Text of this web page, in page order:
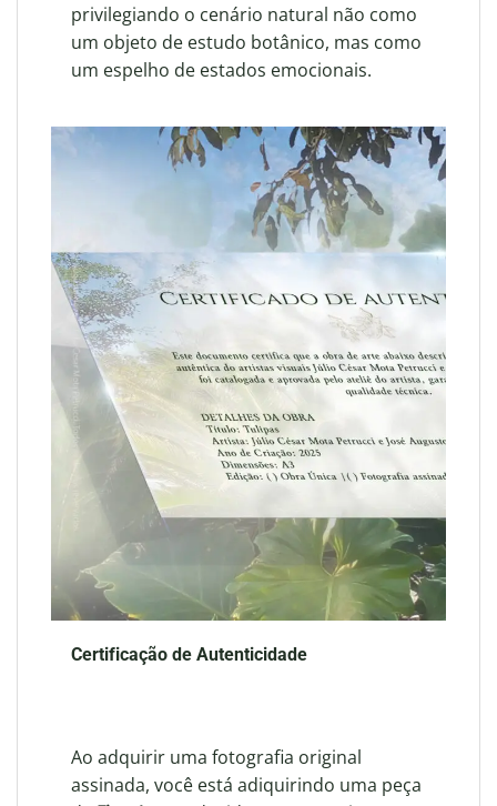
privilegiando o cenário natural não como
um objeto de estudo botânico, mas como
um espelho de estados emocionais.
Certificação de Autenticidade
Ao adquirir uma fotografia original
assinada, você está adiquirindo uma peça